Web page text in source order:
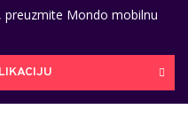
Mondo mobilnu